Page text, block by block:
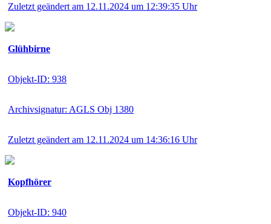
Zuletzt geändert am 12.11.2024 um 12:39:35 Uhr
Glühbirne
Objekt-ID: 938
Archivsignatur: AGLS Obj 1380
Zuletzt geändert am 12.11.2024 um 14:36:16 Uhr
Kopfhörer
Objekt-ID: 940